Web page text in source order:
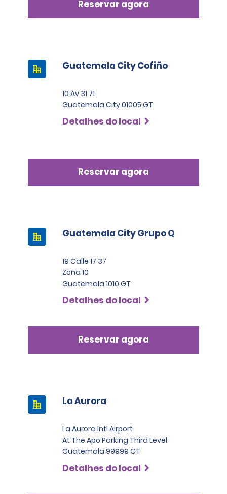
Reservar agora
Guatemala City Cofiño
10 Av 31 71
Guatemala City 01005 GT
Detalhes do local
Reservar agora
Guatemala City Grupo Q
19 Calle 17 37
Zona 10
Guatemala 1010 GT
Detalhes do local
Reservar agora
La Aurora
La Aurora Intl Airport
At The Apo Parking Third Level
Guatemala 99999 GT
Detalhes do local